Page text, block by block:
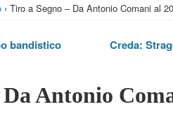
› Tiro a Segno – Da Antonio Comani al
bandistico
Creda:
Antonio